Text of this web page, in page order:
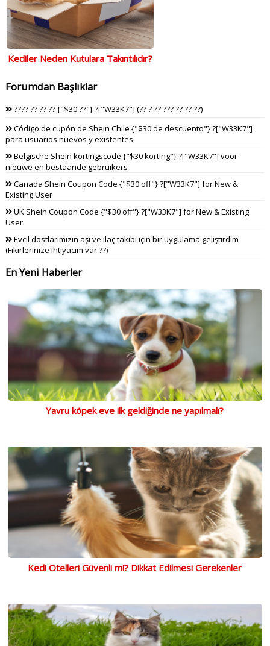
Kediler Neden Kutulara Takıntılıdır?
Forumdan Başlıklar
???? ?? ?? ?? {"$30 ??"} ?["W33K7"] (?? ? ?? ??? ?? ?? ??)
Código de cupón de Shein Chile {"$30 de descuento"} ?["W33K7"]
para usuarios nuevos y existentes
Belgische Shein kortingscode {"$30 korting"} ?["W33K7"] voor
nieuwe en bestaande gebruikers
Canada Shein Coupon Code {"$30 off"} ?["W33K7"] for New &
Existing User
UK Shein Coupon Code {"$30 off"} ?["W33K7"] for New & Existing
User
Evcil dostlarımızın aşı ve ilaç takibi için bir uygulama geliştirdim
(Fikirlerinize ihtiyacım var ??)
En Yeni Haberler
Yavru köpek eve ilk geldiğinde ne yapılmalı?
Kedi Otelleri Güvenli mi? Dikkat Edilmesi Gerekenler